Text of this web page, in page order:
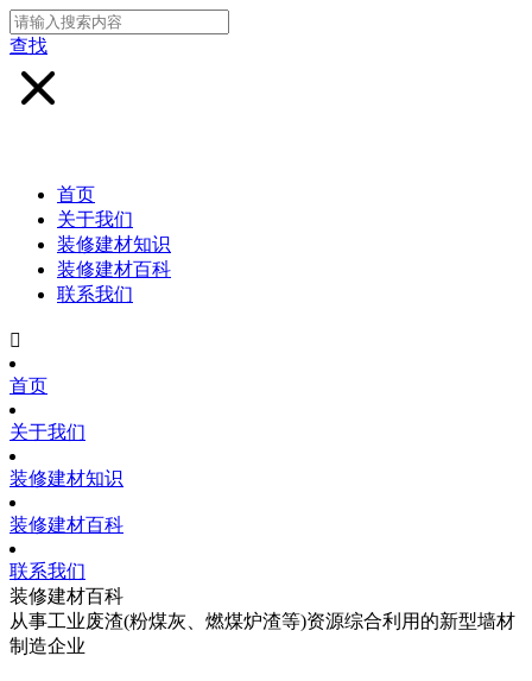
查找
首页
关于我们
装修建材知识
装修建材百科
联系我们

首页
关于我们
装修建材知识
装修建材百科
联系我们
装修建材百科
从事工业废渣(粉煤灰、燃煤炉渣等)资源综合利用的新型墙材
制造企业